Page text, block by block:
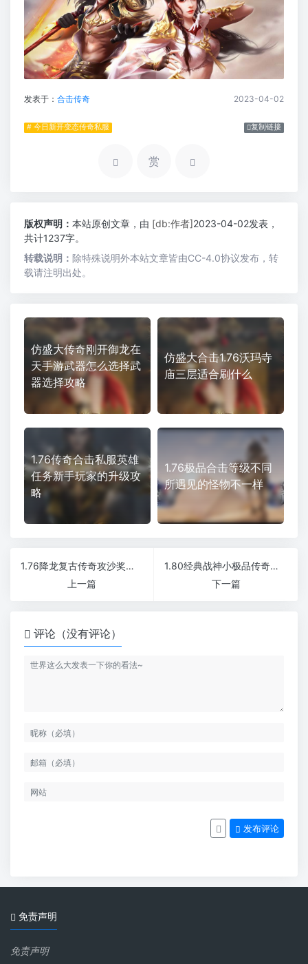
发表于： 合击传奇 2023-04-02
# 今日新开变态传奇私服 复制链接
赏
版权声明： 本站原创文章，由 [db:作者]2023-04-02发表，
共计1237字。
转载说明： 除特殊说明外本站文章皆由CC-4.0协议发布，转
载请注明出处。
仿盛大传奇刚开御龙在
天手游武器怎么选择武
器选择攻略
仿盛大合击1.76沃玛寺
庙三层适合刷什么
1.76传奇合击私服英雄
任务新手玩家的升级攻
略
1.76极品合击等级不同
所遇见的怪物不一样
1.76降龙复古传奇攻沙奖励上千大米打沙不激情退充值
上一篇
1.80经典战神小极品传奇小怪掉落充值卷免费到终极
下一篇
评论（没有评论）
发布评论
免责声明
免责声明